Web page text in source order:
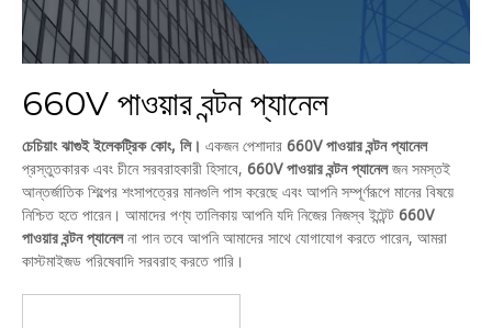
660V পাওয়ার বন্টন প্যানেল
চেচিয়াং ঝাগুই ইলেকট্রিক কোং, লি। একজন পেশাদার 660V পাওয়ার বন্টন প্যানেল
প্রস্তুতকারক এবং চীনে সরবরাহকারী হিসাবে, 660V পাওয়ার বন্টন প্যানেলজন সমস্তই
আন্তর্জাতিক শিল্পের শংসাপত্রের মানগুলি পাস করেছে এবং আপনি সম্পূর্ণরূপে মানের বিষয়ে
নিশ্চিত হতে পারেন। আমাদের পণ্য তালিকায় আপনি যদি নিজের নিজস্ব ইন্টেন্ট 660V
পাওয়ার বন্টন প্যানেলনা পান তবে আপনি আমাদের সাথে যোগাযোগ করতে পারেন, আমরা
কাস্টমাইজড পরিষেবাদি সরবরাহ করতে পারি।